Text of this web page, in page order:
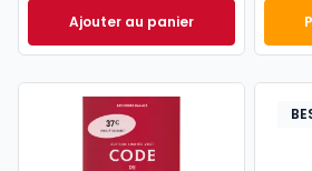
Ajouter au panierCode civil 2027, annoté à